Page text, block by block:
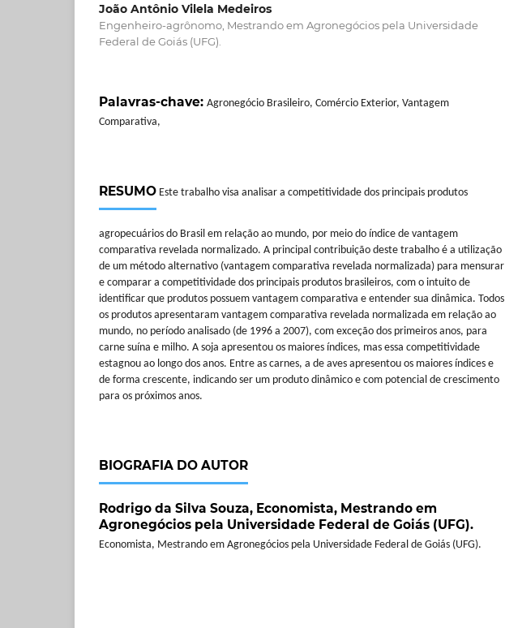
João Antônio Vilela Medeiros
Engenheiro-agrônomo, Mestrando em Agronegócios pela Universidade
Federal de Goiás (UFG).
Palavras-chave: Agronegócio Brasileiro, Comércio Exterior, Vantagem
Comparativa,
RESUMO Este trabalho visa analisar a competitividade dos principais produtos
agropecuários do Brasil em relação ao mundo, por meio do índice de vantagem
comparativa revelada normalizado. A principal contribuição deste trabalho é a utilização
de um método alternativo (vantagem comparativa revelada normalizada) para mensurar
e comparar a competitividade dos principais produtos brasileiros, com o intuito de
identificar que produtos possuem vantagem comparativa e entender sua dinâmica. Todos
os produtos apresentaram vantagem comparativa revelada normalizada em relação ao
mundo, no período analisado (de 1996 a 2007), com exceção dos primeiros anos, para
carne suína e milho. A soja apresentou os maiores índices, mas essa competitividade
estagnou ao longo dos anos. Entre as carnes, a de aves apresentou os maiores índices e
de forma crescente, indicando ser um produto dinâmico e com potencial de crescimento
para os próximos anos.
BIOGRAFIA DO AUTOR
Rodrigo da Silva Souza, Economista, Mestrando em
Agronegócios pela Universidade Federal de Goiás (UFG).
Economista, Mestrando em Agronegócios pela Universidade Federal de Goiás (UFG).